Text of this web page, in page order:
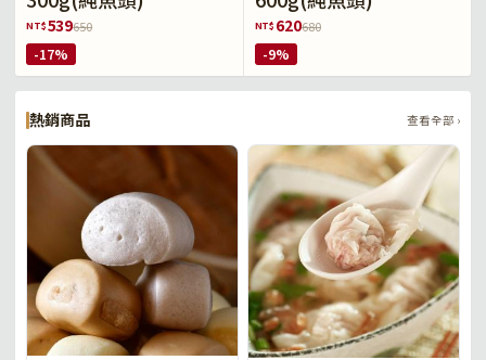
NT$539650
-17%
NT$ 620680
-9%
熱銷商品 查看全部 ›